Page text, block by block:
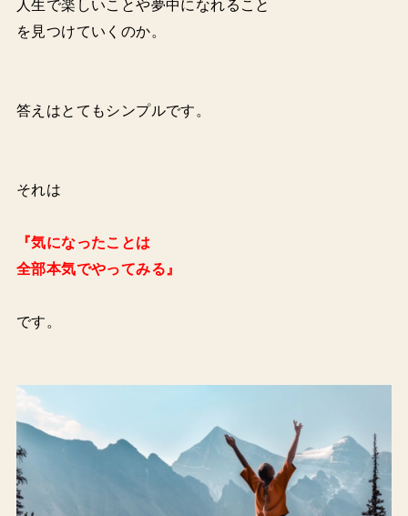
人生で楽しいことや夢中になれること
を見つけていくのか。
答えはとてもシンプルです。
それは
『気になったことは
全部本気でやってみる』
です。